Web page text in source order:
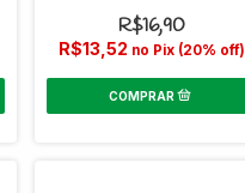
R$16,90
R$13,52 no Pix (20% off)